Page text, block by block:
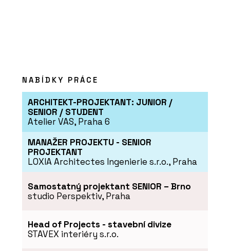
O FIRMĚ
Ravak
NABÍDKY PRÁCE
ARCHITEKT-PROJEKTANT: JUNIOR /
SENIOR / STUDENT
Atelier VAS, Praha 6
MANAŽER PROJEKTU - SENIOR
PROJEKTANT
LOXIA Architectes Ingenierie s.r.o., Praha
Samostatný projektant SENIOR – Brno
studio Perspektiv, Praha
Head of Projects - stavební divize
STAVEX interiéry s.r.o.